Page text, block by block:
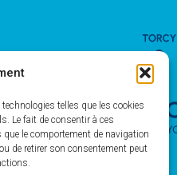
telles que les cookies
Le fait de consentir à ces
le comportement de navigation
de retirer son consentement peut